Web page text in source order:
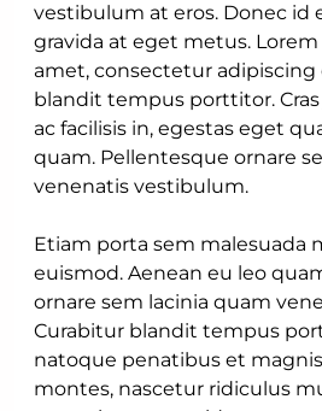
vestibulum at eros. Donec id
gravida at eget metus.
amet, consectetur adipiscing
blandit tempus porttitor.
ac facilisis in, egestas eget
quam. Pellentesque ornare
venenatis vestibulum.
Etiam porta sem malesuada
euismod. Aenean eu leo
ornare sem lacinia quam
Curabitur blandit tempus
natoque penatibus et
montes, nascetur ridiculus